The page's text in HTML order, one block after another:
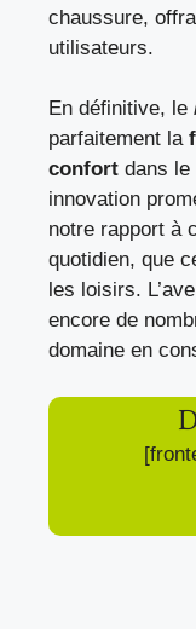
chaussure,
utilisateurs.
En définitive, le
parfaitement la
confort dans le
innovation
notre rapport à
quotidien, que
les loisirs.
encore de
domaine en